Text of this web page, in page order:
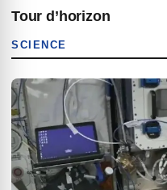
Tour d’horizon
SCIENCE